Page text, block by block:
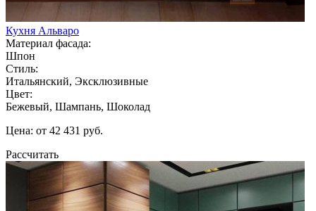
Кухня Альваро
Материал фасада:
Шпон
Стиль:
Итальянский, Эксклюзивные
Цвет:
Бежевый, Шампань, Шоколад
Цена: от 42 431 руб.
Рассчитать